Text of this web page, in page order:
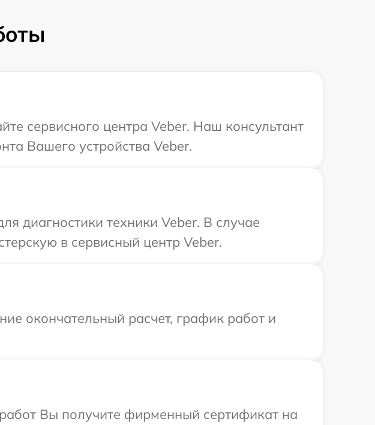
сервисного центра Veber. Наш консультант
Вашего устройства Veber.
диагностики техники Veber. В случае
в сервисный центр Veber.
окончательный расчет, график работ и
Вы получите фирменный сертификат на